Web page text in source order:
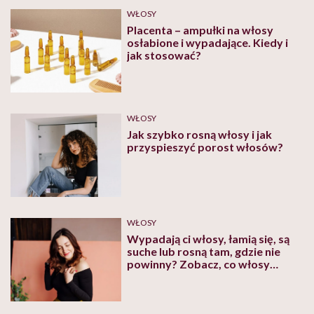
badania skóry głowy i dobierze odpowiednią formę leczenia.
WŁOSY
Placenta – ampułki na włosy
osłabione i wypadające. Kiedy i
jak stosować?
WŁOSY
Jak szybko rosną włosy i jak
przyspieszyć porost włosów?
WŁOSY
Wypadają ci włosy, łamią się, są
suche lub rosną tam, gdzie nie
powinny? Zobacz, co włosy